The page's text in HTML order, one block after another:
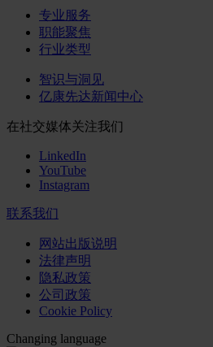
专业服务
职能聚焦
行业类型
智识与洞见
亿康先达新闻中心
在社交媒体关注我们
LinkedIn
YouTube
Instagram
联系我们
网站出版说明
法律声明
隐私政策
公司政策
Cookie Policy
Changing language